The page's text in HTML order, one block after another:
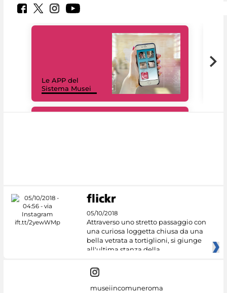
Le APP del
Sistema Musei
05/10/2018
Attraverso uno stretto passaggio con
una curiosa loggetta chiusa da una
bella vetrata a tortiglioni, si giunge
all'ultima stanza della
museiincomuneroma